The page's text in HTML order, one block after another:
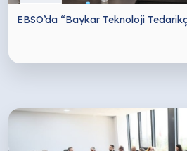
EBSO’da “Baykar Teknoloji